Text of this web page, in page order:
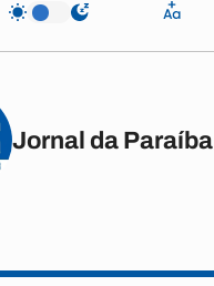
Jornal da Paraíba